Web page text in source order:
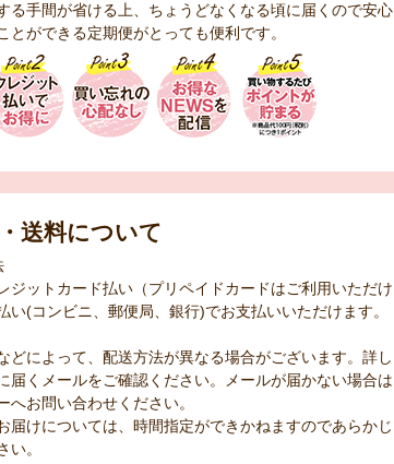
る手間が省ける上、ちょうどなくなる頃に届くので安心
とができる定期便がとっても便利です。
送料について
ジットカード払い（プリペイドカードはご利用いただけ
い(コンビニ、郵便局、銀行)でお支払いいただけます。
どによって、配送方法が異なる場合がございます。詳し
届くメールをご確認ください。メールが届かない場合は
へお問い合わせください。
届けについては、時間指定ができかねますのであらかじ
い。